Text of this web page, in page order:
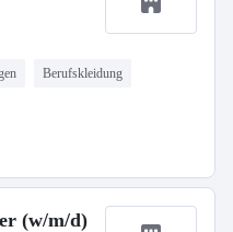
Berufskleidung
(w/m/d)